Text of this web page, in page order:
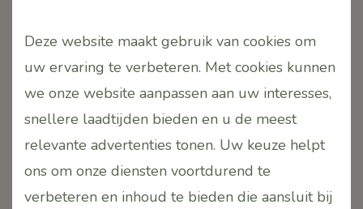
info@puurr.eu
W.www.puurr.eu
Contactpersoon:
Monique Tsang-de Jong
KVK.24412380
BTW. NL001636174B77
Iban. NL55INGB0004595860
Deze website maakt gebruik van cookies om
uw ervaring te verbeteren. Met cookies kunnen
we onze website aanpassen aan uw interesses,
snellere laadtijden bieden en u de meest
relevante advertenties tonen. Uw keuze helpt
ons om onze diensten voortdurend te
verbeteren en inhoud te bieden die aansluit bij